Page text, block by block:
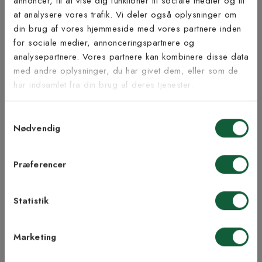
at analysere vores trafik. Vi deler også oplysninger om
din brug af vores hjemmeside med vores partnere inden
for sociale medier, annonceringspartnere og
analysepartnere. Vores partnere kan kombinere disse data
med andre oplysninger, du har givet dem, eller som de
har indsamlet fra din brug af deres tjenester.
Nødvendig
Præferencer
Statistik
Marketing
Inspiration fra @kilandsofficial
Tilmeld dig vores
nyhedsbrev
Vær blandt de første til at modtage vores tilbud,
tips og nyheder.
Samtykke til Kilands vilkår
modtage nyhedsbreve fra Kilands